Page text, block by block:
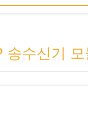
송수신기 모